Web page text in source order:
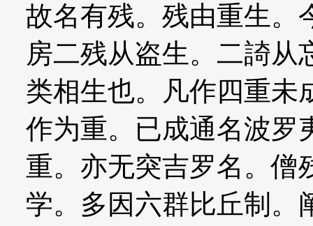
故名有残。残由重生。
房二残从盗生。二䛴从
类相生也。凡作四重未
作为重。已成通名波罗
重。亦无突吉罗名。僧
学。多因六群比丘制。